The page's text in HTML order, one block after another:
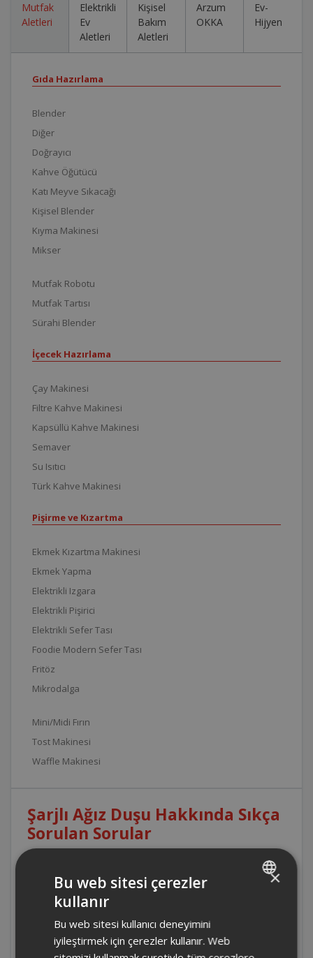
Mutfak
Aletleri
Elektrikli
Ev
Aletleri
Kişisel
Bakım
Aletleri
Arzum
OKKA
Ev-
Hijyen
Gıda Hazırlama
Blender
Diğer
Doğrayıcı
Kahve Öğütücü
Katı Meyve Sıkacağı
Kişisel Blender
Kıyma Makinesi
Mikser
Mutfak Robotu
Mutfak Tartısı
Sürahi Blender
İçecek Hazırlama
Çay Makinesi
Filtre Kahve Makinesi
Kapsüllü Kahve Makinesi
Semaver
Su Isıtıcı
Türk Kahve Makinesi
Pişirme ve Kızartma
Ekmek Kızartma Makinesi
Ekmek Yapma
Elektrikli Izgara
Elektrikli Pişirici
Elektrikli Sefer Tası
Foodie Modern Sefer Tası
Fritöz
Mikrodalga
Mini/Midi Fırın
Tost Makinesi
Waffle Makinesi
Şarjlı Ağız Duşu Hakkında Sıkça
Sorulan Sorular
AR5300 - Arzum Sensible Touch Şarjlı Ağız
Duşu voltajı ve batarya kapasitesi nedir ?
AR5300 - Arzum Sensible Touch Şarjlı Ağız
Duşu tam şarj ile ne kadar çalışır ?
×
Bu web sitesi çerezler
kullanır
Bu web sitesi kullanıcı deneyimini
iyileştirmek için çerezler kullanır. Web